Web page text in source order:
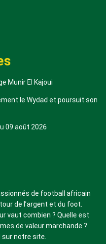
Munir El Kajoui
le Wydad et poursuit son
09 août 2026
de football africain
de l’argent et du foot.
vaut combien ? Quelle est
de valeur marchande ?
notre site.